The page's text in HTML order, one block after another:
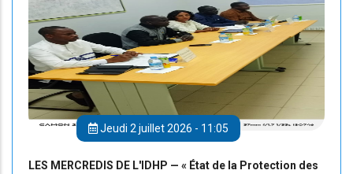
Jeudi 2 juillet 2026 - 11:05
LES MERCREDIS DE L'IDHP — « État de la Protection des